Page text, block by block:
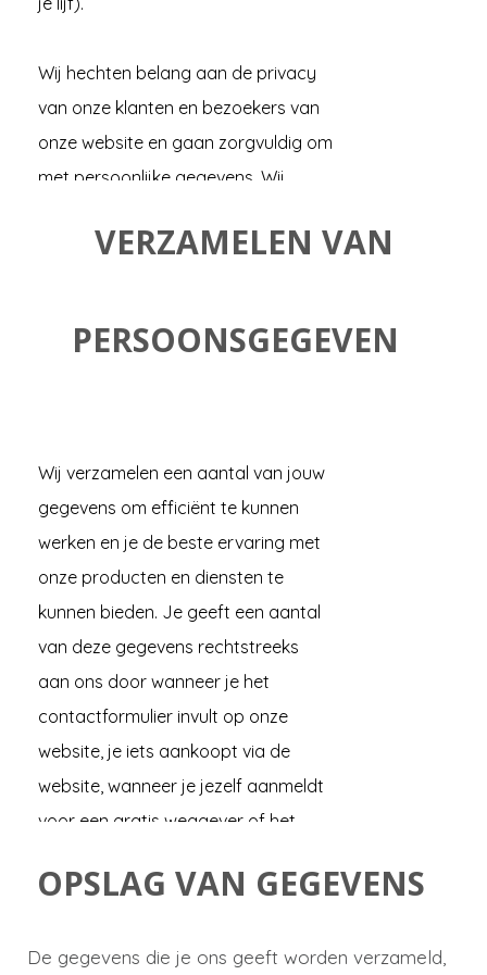
Wij hechten belang aan de privacy
van onze klanten en bezoekers van
onze website en gaan zorgvuldig om
met persoonlijke gegevens. Wij
alleen op een manier die conform is
GDPR).
VERZAMELEN VAN
PERSOONSGEGEVEN
Wij verzamelen een aantal van jouw
gegevens om efficiënt te kunnen
werken en je de beste ervaring met
onze producten en diensten te
kunnen bieden. Je geeft een aantal
van deze gegevens rechtstreeks
aan ons door wanneer je het
contactformulier invult op onze
website, je iets aankoopt via de
website, wanneer je jezelf aanmeldt
voor een gratis weggever of het
van onze activiteiten of workshops,
OPSLAG VAN GEGEVENS
De gegevens die je ons geeft worden verzameld,